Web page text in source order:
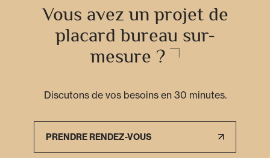
Vous avez un projet de
placard bureau sur-
mesure ?
Discutons de vos besoins en 30 minutes.
PRENDRE RENDEZ-VOUS